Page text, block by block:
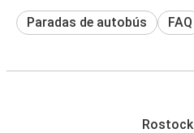
Paradas de autobús FAQ
Rostock